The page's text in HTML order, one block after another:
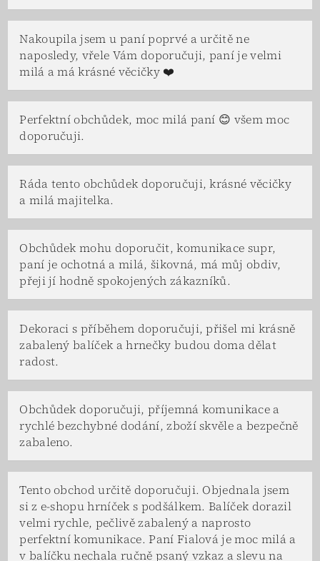
Nakoupila jsem u paní poprvé a určitě ne
naposledy, vřele Vám doporučuji, paní je velmi
milá a má krásné věcičky ❤️
Perfektní obchůdek, moc milá paní 😊 všem moc
doporučuji.
Ráda tento obchůdek doporučuji, krásné věcičky
a milá majitelka.
Obchůdek mohu doporučit, komunikace supr,
paní je ochotná a milá, šikovná, má můj obdiv,
přeji jí hodně spokojených zákazníků.
Dekoraci s příběhem doporučuji, přišel mi krásně
zabalený balíček a hrnečky budou doma dělat
radost.
Obchůdek doporučuji, příjemná komunikace a
rychlé bezchybné dodání, zboží skvěle a bezpečně
zabaleno.
Tento obchod určitě doporučuji. Objednala jsem
si z e-shopu hrníček s podšálkem. Balíček dorazil
velmi rychle, pečlivě zabalený a naprosto
perfektní komunikace. Paní Fialová je moc milá a
v balíčku nechala ručně psaný vzkaz a slevu na